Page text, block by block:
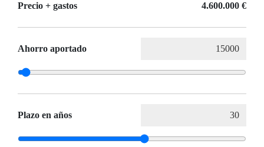
Precio + gastos 4.600.000 €
Ahorro aportado
Plazo en años